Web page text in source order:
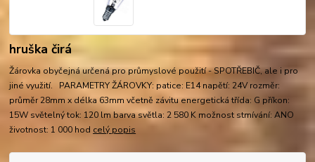
hruška čirá
Žárovka obyčejná určená pro průmyslové použití - SPOTŘEBIČ, ale i pro
jiné využití. PARAMETRY ŽÁROVKY: patice: E14 napětí: 24V rozměr:
průměr 28mm x délka 63mm včetně závitu energetická třída: G příkon:
15W světelný tok: 120 lm barva světla: 2 580 K možnost stmívání: ANO
životnost: 1 000 hod celý popis